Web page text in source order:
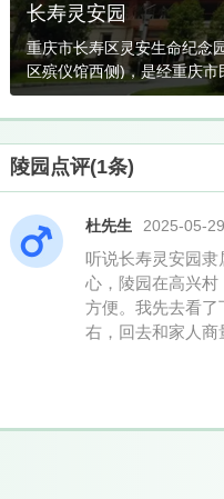
长寿灵安园
重庆市长寿区灵安生命纪念
区殡仪馆西侧)，是经重庆
陵园点评(1条)
杜先生 2025-05-29
听说长寿灵安园
心，陵园在高兴
方便。我先去看
右，回去和家人